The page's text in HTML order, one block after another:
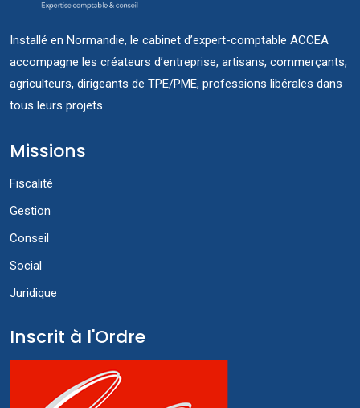
Installé en Normandie, le cabinet d’expert-comptable ACCEA
accompagne les créateurs d’entreprise, artisans, commerçants,
agriculteurs, dirigeants de TPE/PME, professions libérales dans
tous leurs projets.
Missions
Fiscalité
Gestion
Conseil
Social
Juridique
Inscrit à l'Ordre